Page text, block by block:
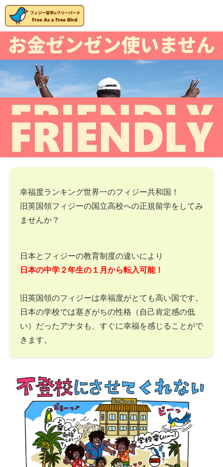
幸福度ランキング世界一のフィジー共和国！
旧英国領フィジーの国立高校への正規留学をしてみ
ませんか？
日本とフィジーの教育制度の違いにより
日本の中学２年生の１月から転入可能！
旧英国領のフィジーは幸福度がとても高い国です。
日本の学校では塞ぎがちの性格（自己肯定感の低
い）だったアナタも、すぐに幸福を感じることがで
きます。